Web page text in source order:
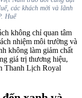
các khách mời và lãnh
Huế
không chỉ quan tâm
nhiệm môi trường và
không làm giảm chất
giá trị thương hiệu,
Thanh Lịch Royal